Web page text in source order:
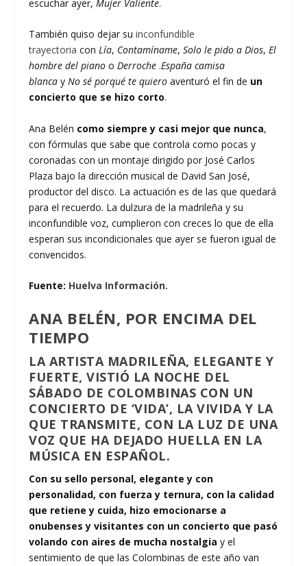
escuchar ayer,Mujer Valiente.
También quiso dejar suinconfundible
trayectoria conLía, Contamíname,Solo le pido a Dios,El
hombre del piano oDerroche .España camisa
blanca yNo sé porqué te quiero aventuró el fin de un
concierto que se hizo corto.
Ana Belén como siempre y casi mejor que nunca,
con fórmulas que sabe que controla como pocas y
coronadas con un montaje dirigido por José Carlos
Plaza bajo la dirección musical de David San José,
productor del disco. La actuación es de las que quedará
para el recuerdo. La dulzura de la madrileña y su
inconfundible voz, cumplieron con creces lo que de ella
esperan sus incondicionales que ayer se fueron igual de
convencidos.
Fuente: Huelva Información.
ANA BELÉN, POR ENCIMA DEL
TIEMPO
LA ARTISTA MADRILEÑA, ELEGANTE Y
FUERTE, VISTIÓ LA NOCHE DEL
SÁBADO DE COLOMBINAS CON UN
CONCIERTO DE ‘VIDA’, LA VIVIDA Y LA
QUE TRANSMITE, CON LA LUZ DE UNA
VOZ QUE HA DEJADO HUELLA EN LA
MÚSICA EN ESPAÑOL.
Con su sello personal, elegante y con
personalidad, con fuerza y ternura, con la calidad
que retiene y cuida, hizo emocionarse a
onubenses y visitantes con un concierto que pasó
volando con aires de mucha nostalgiay el
sentimiento de que las Colombinas de este año van